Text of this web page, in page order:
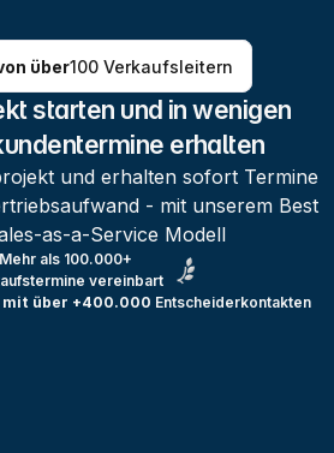
über100 Verkaufsleitern
starten und in wenigen
erhalten
und erhalten sofort Termine
- mit unserem Best
as-a-Service Modell
Mehr als 100.000+
vereinbart
mit über +400.000 Entscheiderkontakten